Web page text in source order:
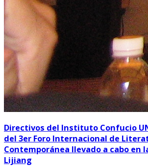
Directivos del Instituto Confucio
del 3er Foro Internacional de
Contemporánea llevado a cabo en
Lijiang